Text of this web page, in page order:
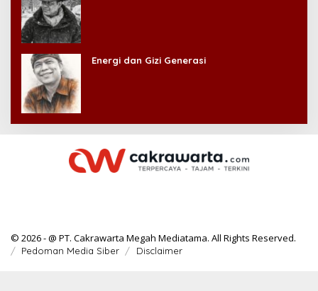
Energi dan Gizi Generasi
© 2026 - @ PT. Cakrawarta Megah Mediatama. All Rights Reserved.
Pedoman Media Siber Disclaimer